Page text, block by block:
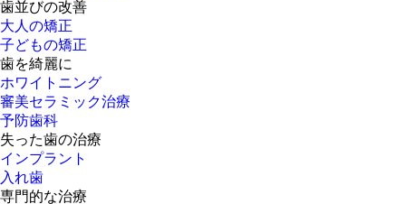
歯並びの改善
大人の矯正
子どもの矯正
歯を綺麗に
ホワイトニング
審美セラミック治療
予防歯科
失った歯の治療
インプラント
入れ歯
専門的な治療